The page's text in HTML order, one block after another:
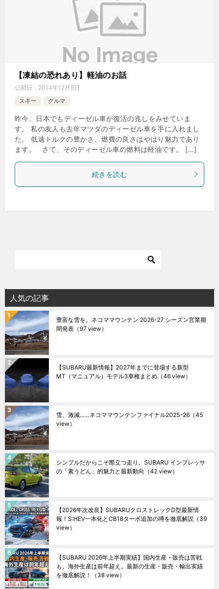
【凍結の恐れあり】軽油のお話
公開日： 2014年12月9日
スキー
クルマ
昨今、日本でもディーゼル車が復活の兆しをみせていま
す。 私の友人も去年マツダのディーゼル車を手に入れまし
た。 低速トルクの豊かさ、燃費の良さはやはり魅力であり
ます。 さて、そのディーゼル車の燃料は軽油です。 […]
続きを読む
人気の記事
豊富な雪を。ネコママウンテン 2026-27 シーズン営業期
間発表 （97 view）
【SUBARU最新情報】2027年までに登場する新型
MT（マニュアル）モデル3車種まとめ （46 view）
雪、激減……ネコママウンテンファイナル2025ｰ26 （45
view）
シンプルだからこそ際立つ走り。SUBARU インプレッサ
の「素うどん」的魅力と最新動向 （42 view）
【2026年次改良】SUBARUクロストレックD型最新情
報！S:HEV一本化とCB18ターボ追加の噂を徹底解説 （39
view）
【SUBARU 2026年上半期実績】国内生産・販売は苦戦
も、海外生産は前年超え。最新の生産・販売・輸出実績
を徹底解説！
（38 view）